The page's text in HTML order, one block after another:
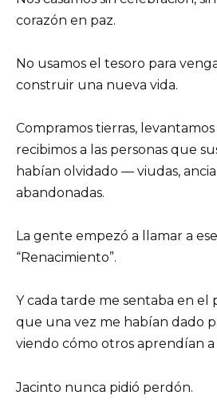
corazón en paz.
No usamos el tesoro para
construir una nueva vida.
Compramos tierras,
recibimos a las personas que
habían olvidado — viudas,
abandonadas.
La gente empezó a llamar a
“Renacimiento”.
Y cada tarde me sentaba en el
que una vez me habían dado
viendo cómo otros aprendían a
Jacinto nunca pidió perdón.